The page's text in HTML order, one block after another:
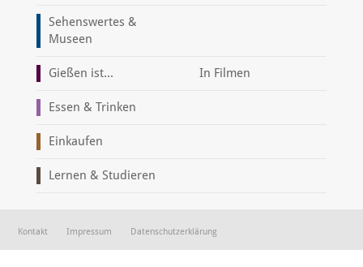
Sehenswertes &
Museen
Gießen ist... In Filmen
Essen & Trinken
Einkaufen
Lernen & Studieren
Kontakt Impressum Datenschutzerklärung